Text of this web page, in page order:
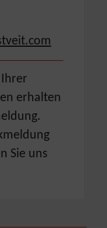
Ihrer
erhalten
Sie uns